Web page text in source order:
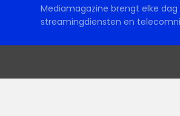
Mediamagazine brengt elke
streamingdiensten en